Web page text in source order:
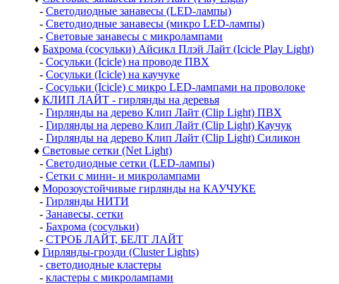
- Светодиодные занавесы (LED-лампы)
- Светодиодные занавесы (микро LED-лампы)
- Световые занавесы с микролампами
♦ Бахрома (сосульки) Айсикл Плэй Лайт (Icicle Play Light)
- Сосульки (Icicle) на проводе ПВХ
- Сосульки (Icicle) на каучуке
- Сосульки (Icicle) с микро LED-лампами на проволоке
♦ КЛИП ЛАЙТ - гирлянды на деревья
- Гирлянды на дерево Клип Лайт (Clip Light) ПВХ
- Гирлянды на дерево Клип Лайт (Clip Light) Каучук
- Гирлянды на дерево Клип Лайт (Clip Light) Силикон
♦ Световые сетки (Net Light)
- Светодиодные сетки (LED-лампы)
- Сетки с мини- и микролампами
♦ Морозоустойчивые гирлянды на КАУЧУКЕ
- Гирлянды НИТИ
- Занавесы, сетки
- Бахрома (сосульки)
- СТРОБ ЛАЙТ, БЕЛТ ЛАЙТ
♦ Гирлянды-грозди (Cluster Lights)
- светодиодные кластеры
- кластеры с микролампами